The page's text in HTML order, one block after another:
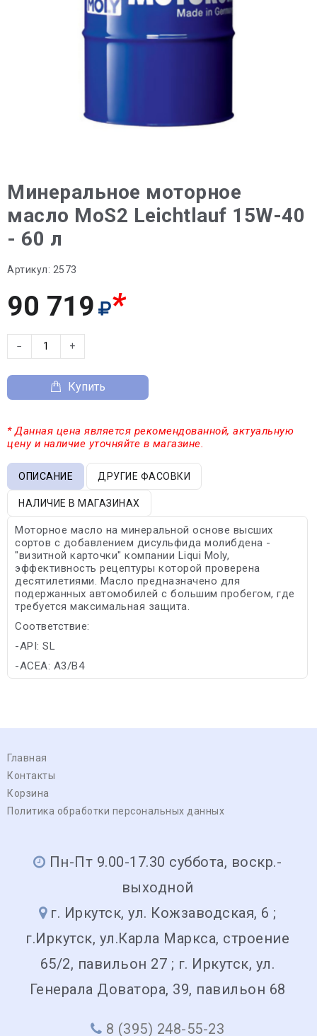
Минеральное моторное
масло MoS2 Leichtlauf 15W-40
- 60 л
Артикул: 2573
90 719 *
− +
Купить
* Данная цена является рекомендованной, актуальную
цену и наличие уточняйте в магазине.
ОПИСАНИЕ ДРУГИЕ ФАСОВКИ
НАЛИЧИЕ В МАГАЗИНАХ
Моторное масло на минеральной основе высших
сортов с добавлением дисульфида молибдена -
"визитной карточки" компании Liqui Moly,
эффективность рецептуры которой проверена
десятилетиями. Масло предназначено для
подержанных автомобилей с большим пробегом, где
требуется максимальная защита.
Соответствие:
-API: SL
-ACEA: A3/B4
Главная
Контакты
Корзина
Политика обработки персональных данных
Пн-Пт 9.00-17.30 суббота, воскр.-
выходной
г. Иркутск, ул. Кожзаводская, 6 ;
г.Иркутск, ул.Карла Маркса, строение
65/2, павильон 27 ; г. Иркутск, ул.
Генерала Доватора, 39, павильон 68
8 (395) 248-55-23